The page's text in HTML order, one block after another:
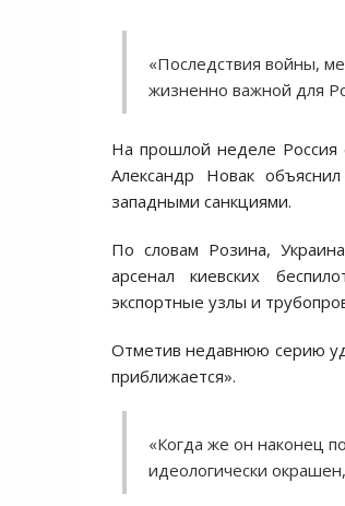
«Последствия войны,
жизненно важной для
На прошлой неделе Россия
Александр Новак
западными санкциями.
По словам Розина,
арсенал киевских
экспортные узлы и
Отметив недавнюю серию
приближается».
«Когда же он наконец
идеологически